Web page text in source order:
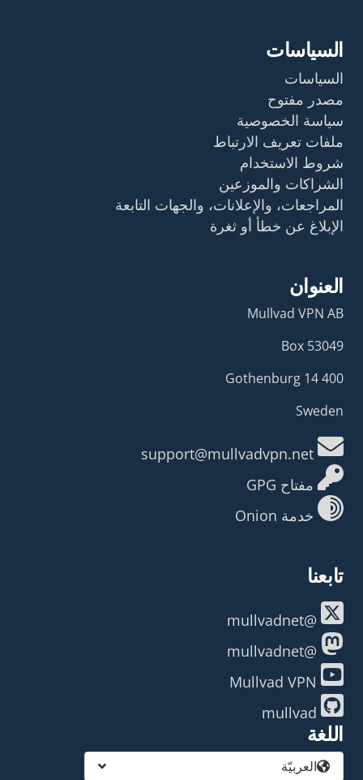
السياسات
السياسات
مصدر مفتوح
سياسة الخصوصية
ملفات تعريف الارتباط
شروط الاستخدام
الشراكات والموزعين
المراجعات، والإعلانات، والجهات التابعة
الإبلاغ عن خطأ أو ثغرة
العنوان
Mullvad VPN AB
Box 53049
400 14 Gothenburg
Sweden
مفتاح GPG
خدمة Onion
تابعنا
@mullvadnet
@mullvadnet
اللغة
العربيّة